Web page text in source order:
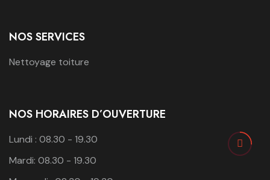
NOS SERVICES
Nettoyage toiture
NOS HORAIRES D’OUVERTURE
Lundi : 08.30 - 19.30
Mardi: 08.30 - 19.30